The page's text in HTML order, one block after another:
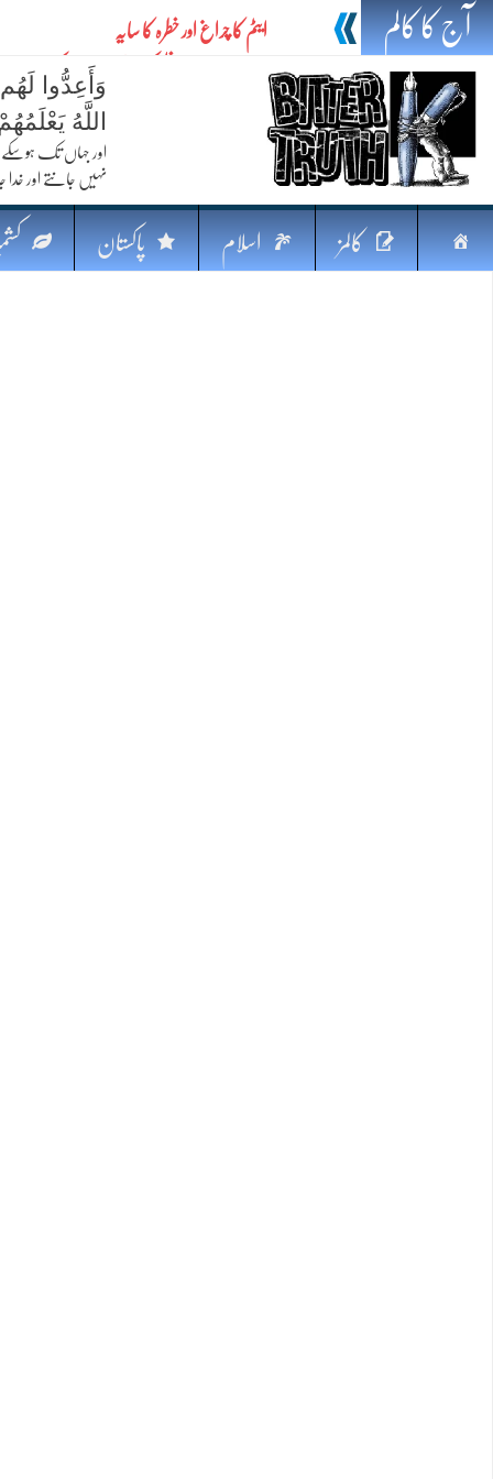
آج کا کالم ایٹم کا چراغ اور خطرہ کا سایہ
تیل،تلواراورتدبر:خلیج کی بدلتی بساط پرپاکستان
ایٹم کا نیا افق: طاقت، سیاست اور مشرقِ وسطیٰ
فکرِ اقبال اورامنِ عالم میں پاکستان کاکردار
جہاں ایک لہر دنیا بدل سکتی ہے
پردہ وبیانیہ
وَأَعِدُّوا
اللَّهُ
اور جہاں تک
نہیں جانتے اور خدا
صفحہ کالمز اسلام پاکستان